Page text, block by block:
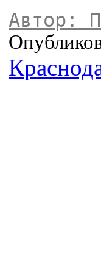
Автор: